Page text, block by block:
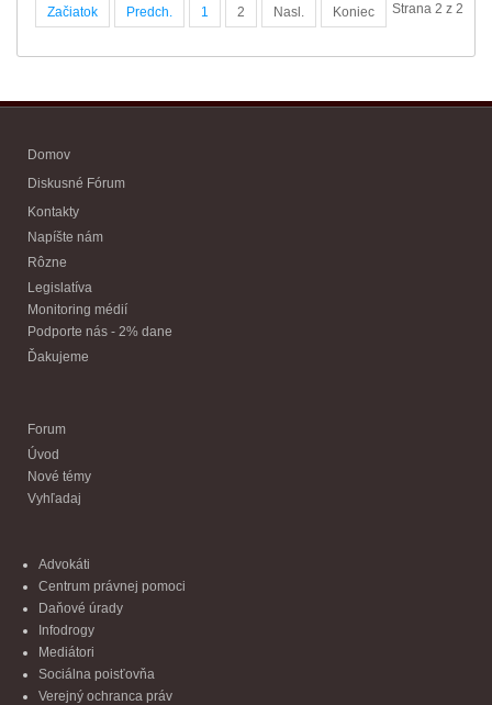
Strana 2 z 2
Začiatok Predch. 1 2 Nasl. Koniec
Domov
Diskusné Fórum
Kontakty
Napíšte nám
Rôzne
Legislatíva
Monitoring médií
Podporte nás - 2% dane
Ďakujeme
Forum
Úvod
Nové témy
Vyhľadaj
Advokáti
Centrum právnej pomoci
Daňové úrady
Infodrogy
Mediátori
Sociálna poisťovňa
Verejný ochranca práv